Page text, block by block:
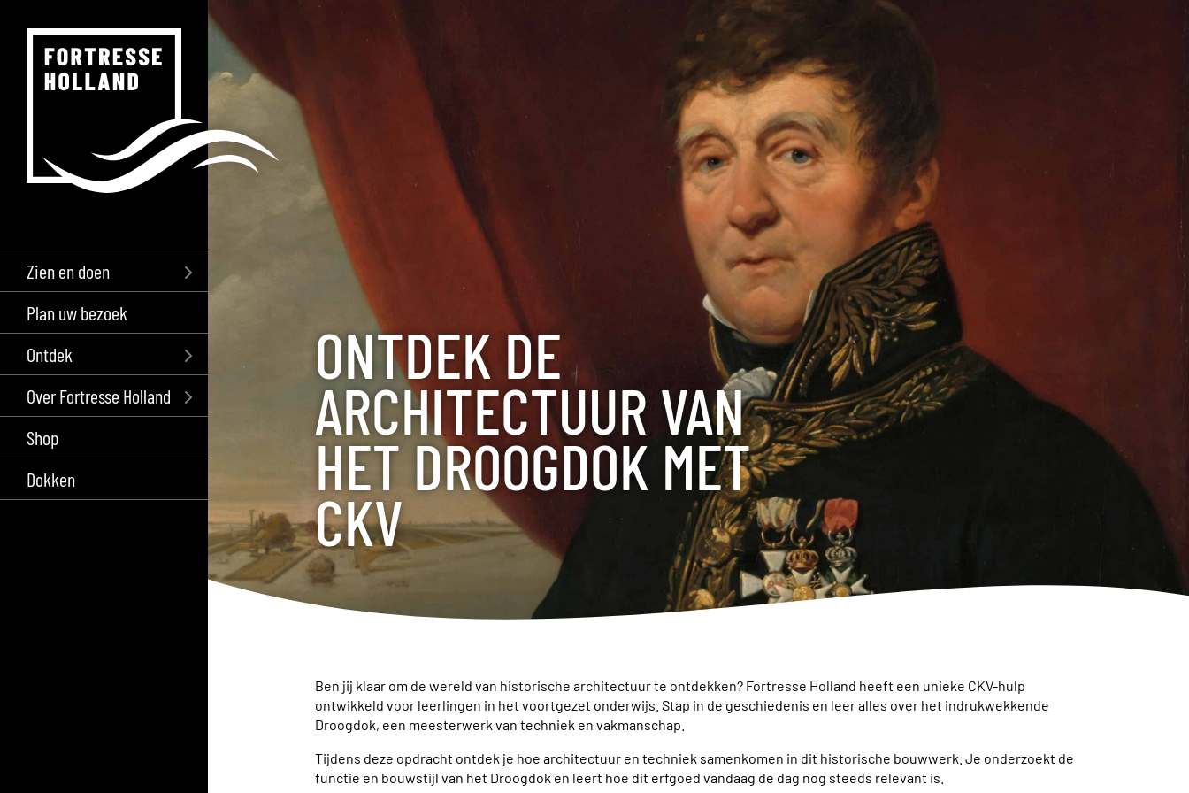
Zien en doen
Plan uw bezoek
Ontdek
Over Fortresse Holland
Shop
Dokken
ONTDEK DE
ARCHITECTUUR VAN
HET DROOGDOK MET
CKV
Ben jij klaar om de wereld van historische architectuur te ontdekken? Fortresse Holland heeft een unieke CKV-hulp
ontwikkeld voor leerlingen in het voortgezet onderwijs. Stap in de geschiedenis en leer alles over het indrukwekkende
Droogdok, een meesterwerk van techniek en vakmanschap.
Tijdens deze opdracht ontdek je hoe architectuur en techniek samenkomen in dit historische bouwwerk. Je onderzoekt de
functie en bouwstijl van het Droogdok en leert hoe dit erfgoed vandaag de dag nog steeds relevant is.